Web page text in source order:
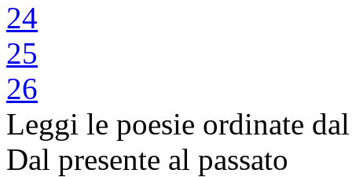
24
25
26
Leggi le poesie ordinate
Dal presente al passato